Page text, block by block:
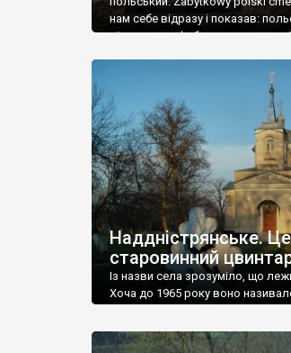
нам себе відразу і показав:
віднести до фабричних,
виявилося більше семи
абсолютну звичайність
оманливим – […]
Наддністрянське.
старовинний
Із назви села зрозуміло, що
Хоча до 1965 року воно
Наддністрянське відрізняється